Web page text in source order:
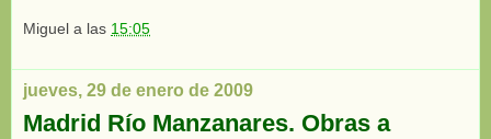
Miguel a las 15:05
jueves, 29 de enero de 2009
Madrid Río Manzanares. Obras a